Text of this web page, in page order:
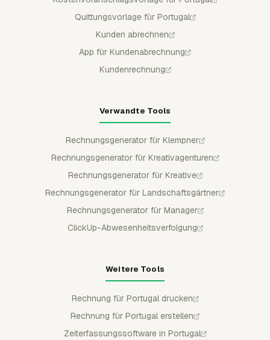
Quittungsvorlage für Portugal
Kunden abrechnen
App für Kundenabrechnung
Kundenrechnung
Verwandte Tools
Rechnungsgenerator für Klempner
Rechnungsgenerator für Kreativagenturen
Rechnungsgenerator für Kreative
Rechnungsgenerator für Landschaftsgärtner
Rechnungsgenerator für Manager
ClickUp-Abwesenheitsverfolgung
Weitere Tools
Rechnung für Portugal drucken
Rechnung für Portugal erstellen
Zeiterfassungssoftware in Portugal